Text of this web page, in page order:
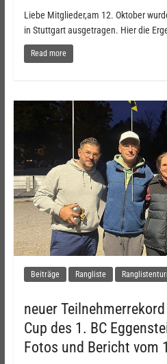
Liebe Mitglieder,am 12. Oktober
in Stuttgart ausgetragen. Hier die
Read more
Beiträge Rangliste
neuer
Cup des 1. BC
Fotos und Bericht vom